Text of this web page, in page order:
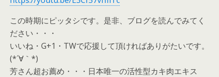
この時期にピッタシです。是非、ブログを読んでみてく
ださい・・・
いいね・G+1・TWで応援して頂ければありがたいです。
(*´∀｀*)
芳さん超お薦め・・・日本唯一の活性型カキ肉エキス